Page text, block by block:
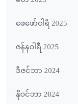
ဖေ‌ဖော်ဝါရီ 2025
ဇန်နဝါရီ 2025
ဒီဇင်ဘာ 2024
နိုဝင်ဘာ 2024